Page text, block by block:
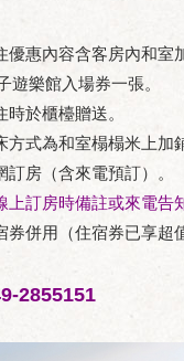
優惠內容含客房內和室
遊樂館入場券一張。
於櫃檯贈送。
式為和室榻榻米上加
房（含來電預訂）。
上訂房時備註或來電告
併用（住宿券已享超
2855151